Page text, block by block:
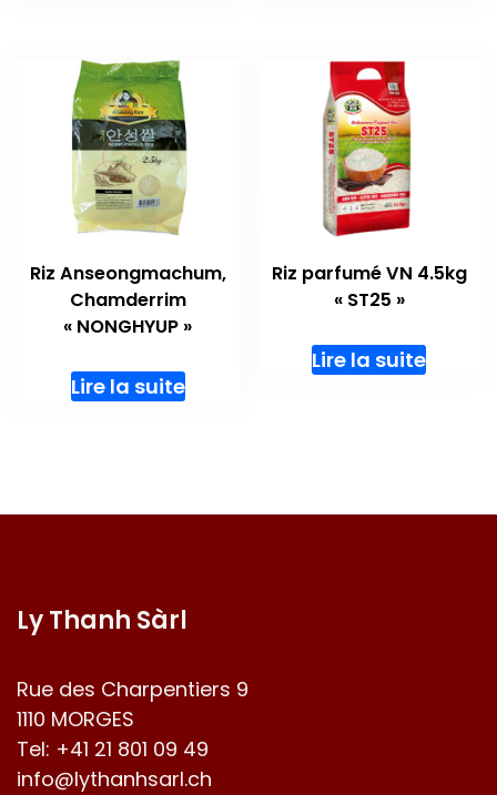
Riz Anseongmachum,
Chamderrim
« NONGHYUP »
Lire la suite
Riz parfumé VN 4.5kg
« ST25 »
Lire la suite
Ly Thanh Sàrl
Rue des Charpentiers 9
1110 MORGES
Tel: +41 21 801 09 49
info@lythanhsarl.ch